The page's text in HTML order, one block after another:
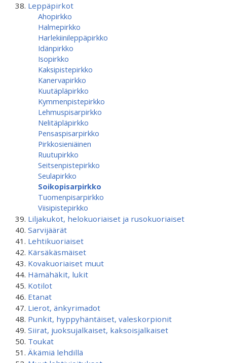
Leppäpirkot
Ahopirkko
Halmepirkko
Harlekiinileppäpirkko
Idänpirkko
Isopirkko
Kaksipistepirkko
Kanervapirkko
Kuutäpläpirkko
Kymmenpistepirkko
Lehmuspisarpirkko
Nelitäpläpirkko
Pensaspisarpirkko
Pirkkosieniäinen
Ruutupirkko
Seitsenpistepirkko
Seulapirkko
Soikopisarpirkko
Tuomenpisarpirkko
Viisipistepirkko
Liljakukot, helokuoriaiset ja rusokuoriaiset
Sarvijäärät
Lehtikuoriaiset
Kärsäkäsmäiset
Kovakuoriaiset muut
Hämähäkit, lukit
Kotilot
Etanat
Lierot, änkyrimadot
Punkit, hyppyhäntäiset, valeskorpionit
Siirat, juoksujalkaiset, kaksoisjalkaiset
Toukat
Äkämiä lehdillä